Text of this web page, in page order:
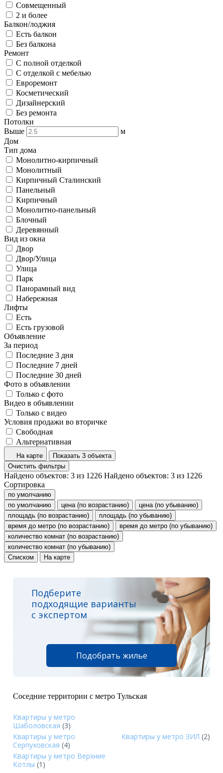
Совмещенный
2 и более
Балкон/лоджия
Есть балкон
Без балкона
Ремонт
С полной отделкой
С отделкой с мебелью
Евроремонт
Косметический
Дизайнерский
Без ремонта
Потолки
Выше
м
Дом
Тип дома
Монолитно-кирпичный
Монолитный
Кирпичный Сталинский
Панельный
Кирпичный
Монолитно-панельный
Блочный
Деревянный
Вид из окна
Двор
Двор/Улица
Улица
Парк
Панорамный вид
Набережная
Лифты
Есть
Есть грузовой
Объявление
За период
Последние 3 дня
Последние 7 дней
Последние 30 дней
Фото в объявлении
Только с фото
Видео в объявлении
Только с видео
Условия продажи во вторичке
Свободная
Альтернативная
На карте
Показать 3 объекта
Очистить фильтры
Найдено объектов: 3 из 1226 Найдено объектов: 3 из 1226
Сортировка
по умолчанию
по умолчанию
цена (по возрастанию)
цена (по убыванию)
площадь (по возрастанию)
площадь (по убыванию)
время до метро (по возрастанию)
время до метро (по убыванию)
количество комнат (по возрастанию)
количество комнат (по убыванию)
Списком
На карте
Подберите
подходящие варианты
с экспертом
Подобрать жилье
Соседние территории с метро Тульская
Квартиры у метро
Шаболовская (3)
Квартиры у метро
Серпуховская (4)
Квартиры у метро ЗИЛ (2)
Квартиры у метро Верхние
Котлы (1)